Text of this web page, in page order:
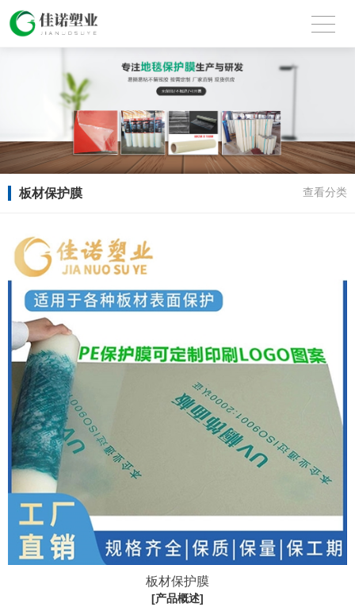
板材保护膜 查看分类
板材保护膜
[产品概述]